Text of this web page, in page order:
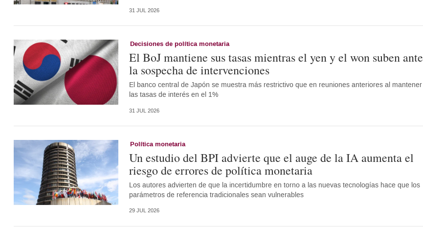
31 JUL 2026
Decisiones de política monetaria
El BoJ mantiene sus tasas mientras el yen y el won suben ante
la sospecha de intervenciones
El banco central de Japón se muestra más restrictivo que en reuniones anteriores al mantener
las tasas de interés en el 1%
31 JUL 2026
Política monetaria
Un estudio del BPI advierte que el auge de la IA aumenta el
riesgo de errores de política monetaria
Los autores advierten de que la incertidumbre en torno a las nuevas tecnologías hace que los
parámetros de referencia tradicionales sean vulnerables
29 JUL 2026